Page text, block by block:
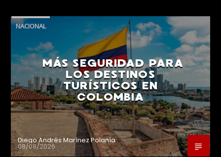
NACIONAL
MÁS SEGURIDAD PARA
LOS DESTINOS
TURÍSTICOS EN
COLOMBIA
Diego Andrés Marínez Polanía
08/08/2026